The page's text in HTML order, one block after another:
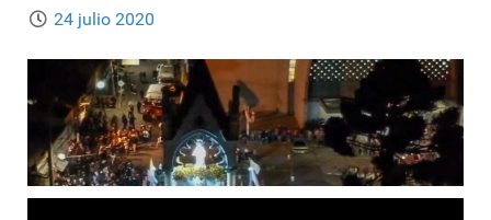
24 julio 2020